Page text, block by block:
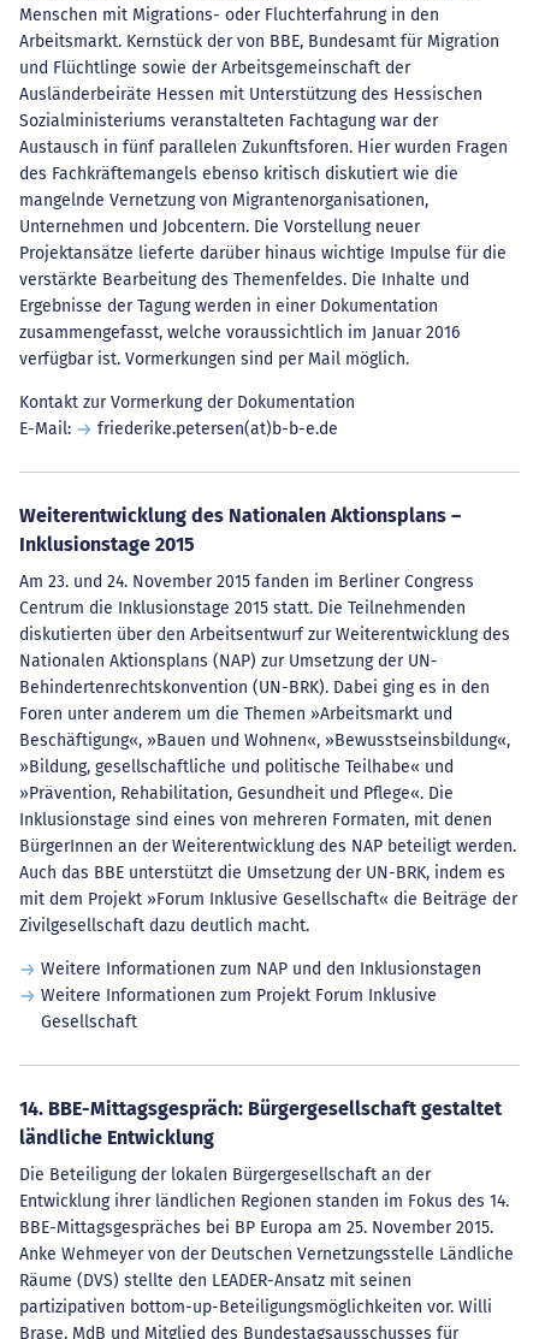
Menschen mit Migrations- oder Fluchterfahrung in den
Arbeitsmarkt. Kernstück der von BBE, Bundesamt für Migration
und Flüchtlinge sowie der Arbeitsgemeinschaft der
Ausländerbeiräte Hessen mit Unterstützung des Hessischen
Sozialministeriums veranstalteten Fachtagung war der
Austausch in fünf parallelen Zukunftsforen. Hier wurden Fragen
des Fachkräftemangels ebenso kritisch diskutiert wie die
mangelnde Vernetzung von Migrantenorganisationen,
Unternehmen und Jobcentern. Die Vorstellung neuer
Projektansätze lieferte darüber hinaus wichtige Impulse für die
verstärkte Bearbeitung des Themenfeldes. Die Inhalte und
Ergebnisse der Tagung werden in einer Dokumentation
zusammengefasst, welche voraussichtlich im Januar 2016
verfügbar ist. Vormerkungen sind per Mail möglich.
Kontakt zur Vormerkung der Dokumentation
E-Mail:
friederike.petersen(at)b-b-e.de
Weiterentwicklung des Nationalen Aktionsplans –
Inklusionstage 2015
Am 23. und 24. November 2015 fanden im Berliner Congress
Centrum die Inklusionstage 2015 statt. Die Teilnehmenden
diskutierten über den Arbeitsentwurf zur Weiterentwicklung des
Nationalen Aktionsplans (NAP) zur Umsetzung der UN-
Behindertenrechtskonvention (UN-BRK). Dabei ging es in den
Foren unter anderem um die Themen »Arbeitsmarkt und
Beschäftigung«, »Bauen und Wohnen«, »Bewusstseinsbildung«,
»Bildung, gesellschaftliche und politische Teilhabe« und
»Prävention, Rehabilitation, Gesundheit und Pflege«. Die
Inklusionstage sind eines von mehreren Formaten, mit denen
BürgerInnen an der Weiterentwicklung des NAP beteiligt werden.
Auch das BBE unterstützt die Umsetzung der UN-BRK, indem es
mit dem Projekt »Forum Inklusive Gesellschaft« die Beiträge der
Zivilgesellschaft dazu deutlich macht.
Weitere Informationen zum NAP und den Inklusionstagen
Weitere Informationen zum Projekt Forum Inklusive
Gesellschaft
14. BBE-Mittagsgespräch: Bürgergesellschaft gestaltet
ländliche Entwicklung
Die Beteiligung der lokalen Bürgergesellschaft an der
Entwicklung ihrer ländlichen Regionen standen im Fokus des 14.
BBE-Mittagsgespräches bei BP Europa am 25. November 2015.
Anke Wehmeyer von der Deutschen Vernetzungsstelle Ländliche
Räume (DVS) stellte den LEADER-Ansatz mit seinen
partizipativen bottom-up-Beteiligungsmöglichkeiten vor. Willi
Brase, MdB und Mitglied des Bundestagsausschusses für